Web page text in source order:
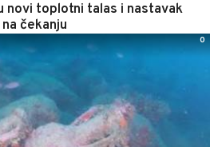
novi toplotni talas i nastavak
čekanju
0